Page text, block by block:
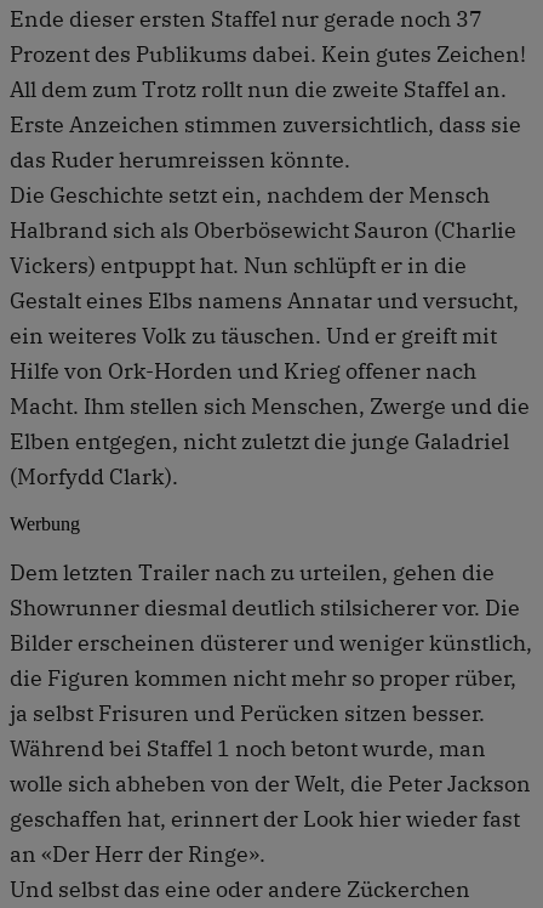
Ende dieser ersten Staffel nur gerade noch 37
Prozent des Publikums dabei. Kein gutes Zeichen!
All dem zum Trotz rollt nun die zweite Staffel an.
Erste Anzeichen stimmen zuversichtlich, dass sie
das Ruder herumreissen könnte.
Die Geschichte setzt ein, nachdem der Mensch
Halbrand sich als Oberbösewicht Sauron (Charlie
Vickers) entpuppt hat. Nun schlüpft er in die
Gestalt eines Elbs namens Annatar und versucht,
ein weiteres Volk zu täuschen. Und er greift mit
Hilfe von Ork-Horden und Krieg offener nach
Macht. Ihm stellen sich Menschen, Zwerge und die
Elben entgegen, nicht zuletzt die junge Galadriel
(Morfydd Clark).
Werbung
Dem letzten Trailer nach zu urteilen, gehen die
Showrunner diesmal deutlich stilsicherer vor. Die
Bilder erscheinen düsterer und weniger künstlich,
die Figuren kommen nicht mehr so proper rüber,
ja selbst Frisuren und Perücken sitzen besser.
Während bei Staffel 1 noch betont wurde, man
wolle sich abheben von der Welt, die Peter Jackson
geschaffen hat, erinnert der Look hier wieder fast
an «Der Herr der Ringe».
Und selbst das eine oder andere Zückerchen